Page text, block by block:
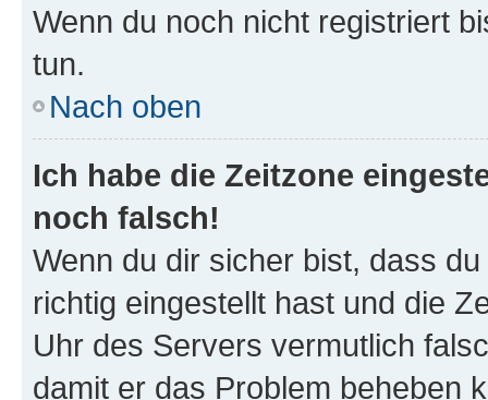
Wenn du noch nicht registriert
tun.
Nach oben
Ich habe die Zeitzone
noch falsch!
Wenn du dir sicher bist, dass
richtig eingestellt hast und die
Uhr des Servers vermutlich
damit er das Problem beheben